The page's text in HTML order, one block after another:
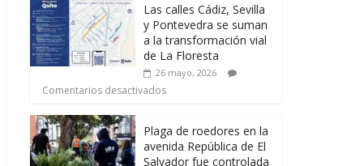
Las calles Cádiz, Sevilla
y Pontevedra se suman
a la transformación vial
de La Floresta
26 mayo, 2026
Comentarios desactivados
Plaga de roedores en la
avenida República de El
Salvador fue controlada